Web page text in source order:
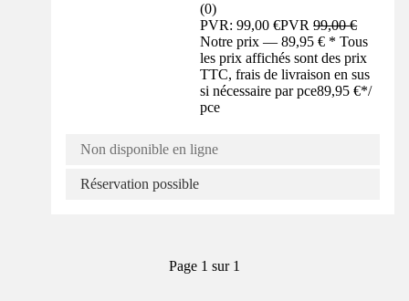
(0)
PVR: 99,00 €PVR99,00 €
Notre prix — 89,95 € * Tous
les prix affichés sont des prix
TTC, frais de livraison en sus
si nécessaire par pce89,95 €*/
pce
Non disponible en ligne
Réservation possible
Page 1 sur 1